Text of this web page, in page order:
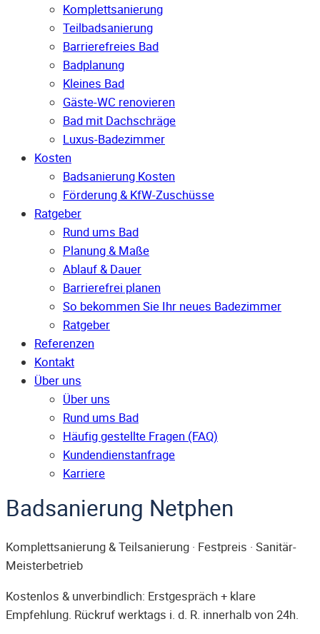
Komplettsanierung
Teilbadsanierung
Barrierefreies Bad
Badplanung
Kleines Bad
Gäste-WC renovieren
Bad mit Dachschräge
Luxus-Badezimmer
Kosten
Badsanierung Kosten
Förderung & KfW-Zuschüsse
Ratgeber
Rund ums Bad
Planung & Maße
Ablauf & Dauer
Barrierefrei planen
So bekommen Sie Ihr neues Badezimmer
Ratgeber
Referenzen
Kontakt
Über uns
Über uns
Rund ums Bad
Häufig gestellte Fragen (FAQ)
Kunden­dienst­anfrage
Karriere
Badsanierung Netphen
Komplettsanierung & Teilsanierung · Festpreis · Sanitär-
Meisterbetrieb
Kostenlos & unverbindlich: Erstgespräch + klare
Empfehlung. Rückruf werktags i. d. R. innerhalb von 24h.